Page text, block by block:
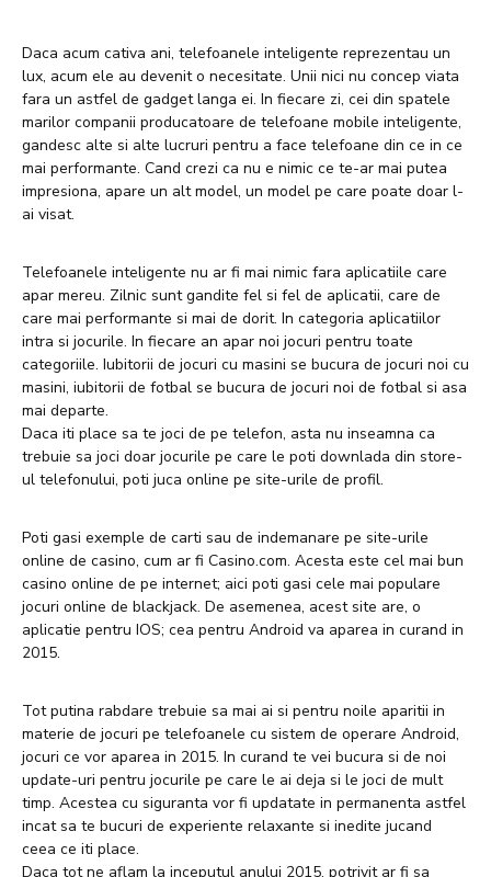
Daca acum cativa ani, telefoanele inteligente reprezentau un
lux, acum ele au devenit o necesitate. Unii nici nu concep viata
fara un astfel de gadget langa ei. In fiecare zi, cei din spatele
marilor companii producatoare de telefoane mobile inteligente,
gandesc alte si alte lucruri pentru a face telefoane din ce in ce
mai performante. Cand crezi ca nu e nimic ce te-ar mai putea
impresiona, apare un alt model, un model pe care poate doar l-
ai visat.
Telefoanele inteligente nu ar fi mai nimic fara aplicatiile care
apar mereu. Zilnic sunt gandite fel si fel de aplicatii, care de
care mai performante si mai de dorit. In categoria aplicatiilor
intra si jocurile. In fiecare an apar noi jocuri pentru toate
categoriile. Iubitorii de jocuri cu masini se bucura de jocuri noi cu
masini, iubitorii de fotbal se bucura de jocuri noi de fotbal si asa
mai departe.
Daca iti place sa te joci de pe telefon, asta nu inseamna ca
trebuie sa joci doar jocurile pe care le poti downlada din store-
ul telefonului, poti juca online pe site-urile de profil.
Poti gasi exemple de carti sau de indemanare pe site-urile
online de casino, cum ar fi Casino.com. Acesta este cel mai bun
casino online de pe internet; aici poti gasi cele mai populare
jocuri online de blackjack. De asemenea, acest site are, o
aplicatie pentru IOS; cea pentru Android va aparea in curand in
2015.
Tot putina rabdare trebuie sa mai ai si pentru noile aparitii in
materie de jocuri pe telefoanele cu sistem de operare Android,
jocuri ce vor aparea in 2015. In curand te vei bucura si de noi
update-uri pentru jocurile pe care le ai deja si le joci de mult
timp. Acestea cu siguranta vor fi updatate in permanenta astfel
incat sa te bucuri de experiente relaxante si inedite jucand
ceea ce iti place.
Daca tot ne aflam la inceputul anului 2015, potrivit ar fi sa